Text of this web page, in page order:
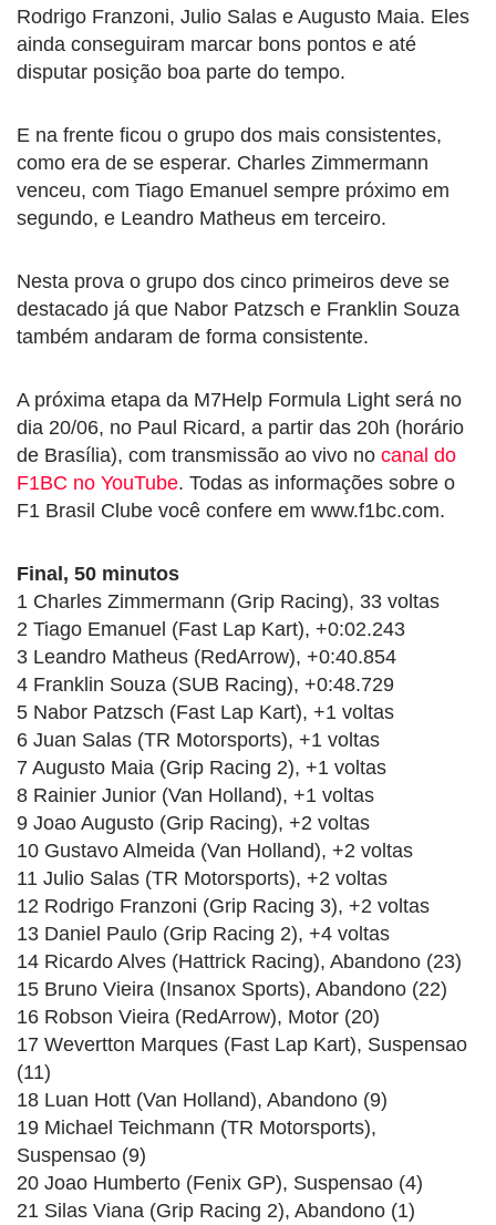
Rodrigo Franzoni, Julio Salas e Augusto Maia. Eles
ainda conseguiram marcar bons pontos e até
disputar posição boa parte do tempo.
E na frente ficou o grupo dos mais consistentes,
como era de se esperar. Charles Zimmermann
venceu, com Tiago Emanuel sempre próximo em
segundo, e Leandro Matheus em terceiro.
Nesta prova o grupo dos cinco primeiros deve se
destacado já que Nabor Patzsch e Franklin Souza
também andaram de forma consistente.
A próxima etapa da M7Help Formula Light será no
dia 20/06, no Paul Ricard, a partir das 20h (horário
de Brasília), com transmissão ao vivo no canal do
F1BC no YouTube. Todas as informações sobre o
F1 Brasil Clube você confere em www.f1bc.com.
Final, 50 minutos
1 Charles Zimmermann (Grip Racing), 33 voltas
2 Tiago Emanuel (Fast Lap Kart), +0:02.243
3 Leandro Matheus (RedArrow), +0:40.854
4 Franklin Souza (SUB Racing), +0:48.729
5 Nabor Patzsch (Fast Lap Kart), +1 voltas
6 Juan Salas (TR Motorsports), +1 voltas
7 Augusto Maia (Grip Racing 2), +1 voltas
8 Rainier Junior (Van Holland), +1 voltas
9 Joao Augusto (Grip Racing), +2 voltas
10 Gustavo Almeida (Van Holland), +2 voltas
11 Julio Salas (TR Motorsports), +2 voltas
12 Rodrigo Franzoni (Grip Racing 3), +2 voltas
13 Daniel Paulo (Grip Racing 2), +4 voltas
14 Ricardo Alves (Hattrick Racing), Abandono (23)
15 Bruno Vieira (Insanox Sports), Abandono (22)
16 Robson Vieira (RedArrow), Motor (20)
17 Wevertton Marques (Fast Lap Kart), Suspensao
(11)
18 Luan Hott (Van Holland), Abandono (9)
19 Michael Teichmann (TR Motorsports),
Suspensao (9)
20 Joao Humberto (Fenix GP), Suspensao (4)
21 Silas Viana (Grip Racing 2), Abandono (1)